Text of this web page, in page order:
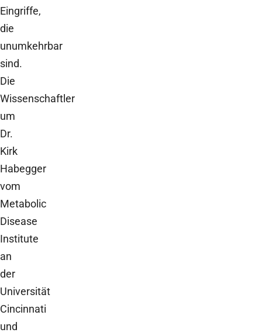
Eingriffe,
die
unumkehrbar
sind.
Die
Wissenschaftler
um
Dr.
Kirk
Habegger
vom
Metabolic
Disease
Institute
an
der
Universität
Cincinnati
und